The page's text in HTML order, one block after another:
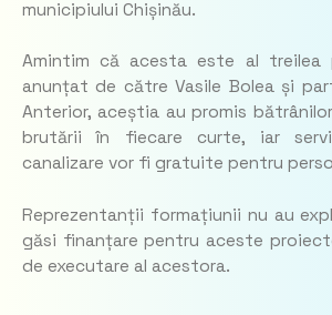
municipiului Chișinău.
Amintim că acesta este al treilea
anunțat de către Vasile Bolea și
Anterior, aceștia au promis
brutării în fiecare curte, iar
canalizare vor fi gratuite pentru
Reprezentanții formațiunii nu au
găsi finanțare pentru aceste
de executare al acestora.